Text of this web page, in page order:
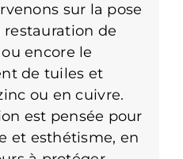
sur la pose
restauration de
encore le
de tuiles et
ou en cuivre.
est pensée pour
et esthétisme, en